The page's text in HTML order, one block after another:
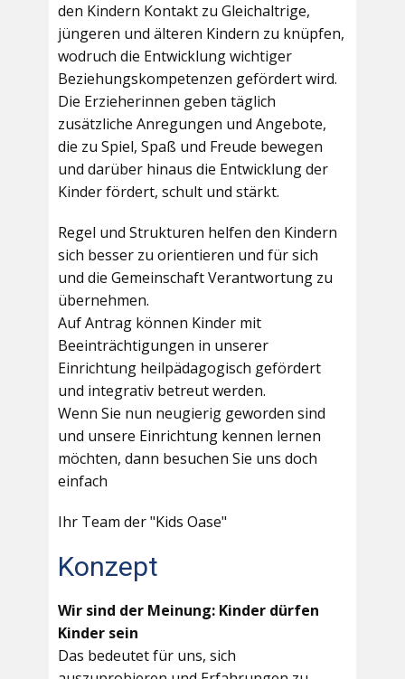
den Kindern Kontakt zu Gleichaltrige,
jüngeren und älteren Kindern zu knüpfen,
wodruch die Entwicklung wichtiger
Beziehungskompetenzen gefördert wird.
Die Erzieherinnen geben täglich
zusätzliche Anregungen und Angebote,
die zu Spiel, Spaß und Freude bewegen
und darüber hinaus die Entwicklung der
Kinder fördert, schult und stärkt.
Regel und Strukturen helfen den Kindern
sich besser zu orientieren und für sich
und die Gemeinschaft Verantwortung zu
übernehmen.
Auf Antrag können Kinder mit
Beeinträchtigungen in unserer
Einrichtung heilpädagogisch gefördert
und integrativ betreut werden.
Wenn Sie nun neugierig geworden sind
und unsere Einrichtung kennen lernen
möchten, dann besuchen Sie uns doch
einfach
Ihr Team der "Kids Oase"
Konzept
Wir sind der Meinung: Kinder dürfen
Kinder sein
Das bedeutet für uns, sich